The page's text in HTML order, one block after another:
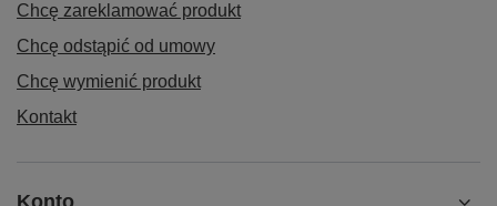
Chcę zareklamować produkt
Chcę odstąpić od umowy
Chcę wymienić produkt
Kontakt
Konto